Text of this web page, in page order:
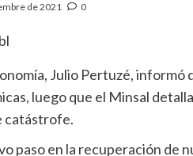
de 2021 0
Julio Pertuzé, informó
luego que el Minsal
catástrofe.
paso en la recuperación de